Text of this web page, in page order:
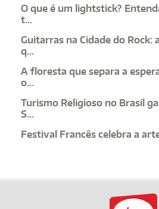
O que é um lightstick?
t...
Guitarras na Cidade do
q...
A floresta que separa a
o...
Turismo Religioso no Brasil
S...
Festival Francês celebra a